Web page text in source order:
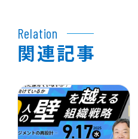
関連記事
Relation